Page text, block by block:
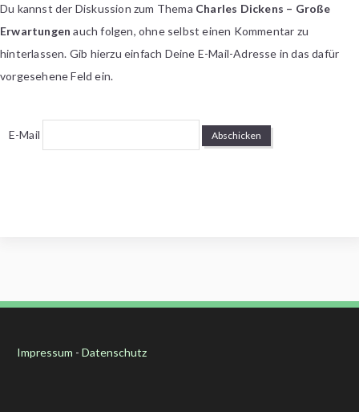
Du kannst der Diskussion zum Thema Charles Dickens – Große
Erwartungen auch folgen, ohne selbst einen Kommentar zu
hinterlassen. Gib hierzu einfach Deine E-Mail-Adresse in das dafür
vorgesehene Feld ein.
E-Mail
Impressum - Datenschutz